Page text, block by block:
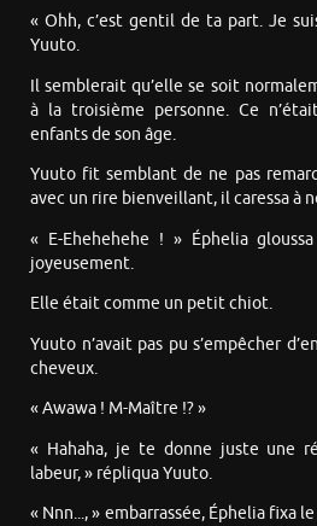
« Ohh, c’est gentil de ta part. Je
Yuuto.
Il semblerait qu’elle se soit
à la troisième personne. Ce
enfants de son âge.
Yuuto fit semblant de ne pas
avec un rire bienveillant, il caressa à
« E-Ehehehehe ! » Éphelia
joyeusement.
Elle était comme un petit chiot.
Yuuto n’avait pas pu s’empêcher
cheveux.
« Awawa ! M-Maître !? »
« Hahaha, je te donne juste une
labeur, » répliqua Yuuto.
« Nnn..., » embarrassée, Éphelia fixa